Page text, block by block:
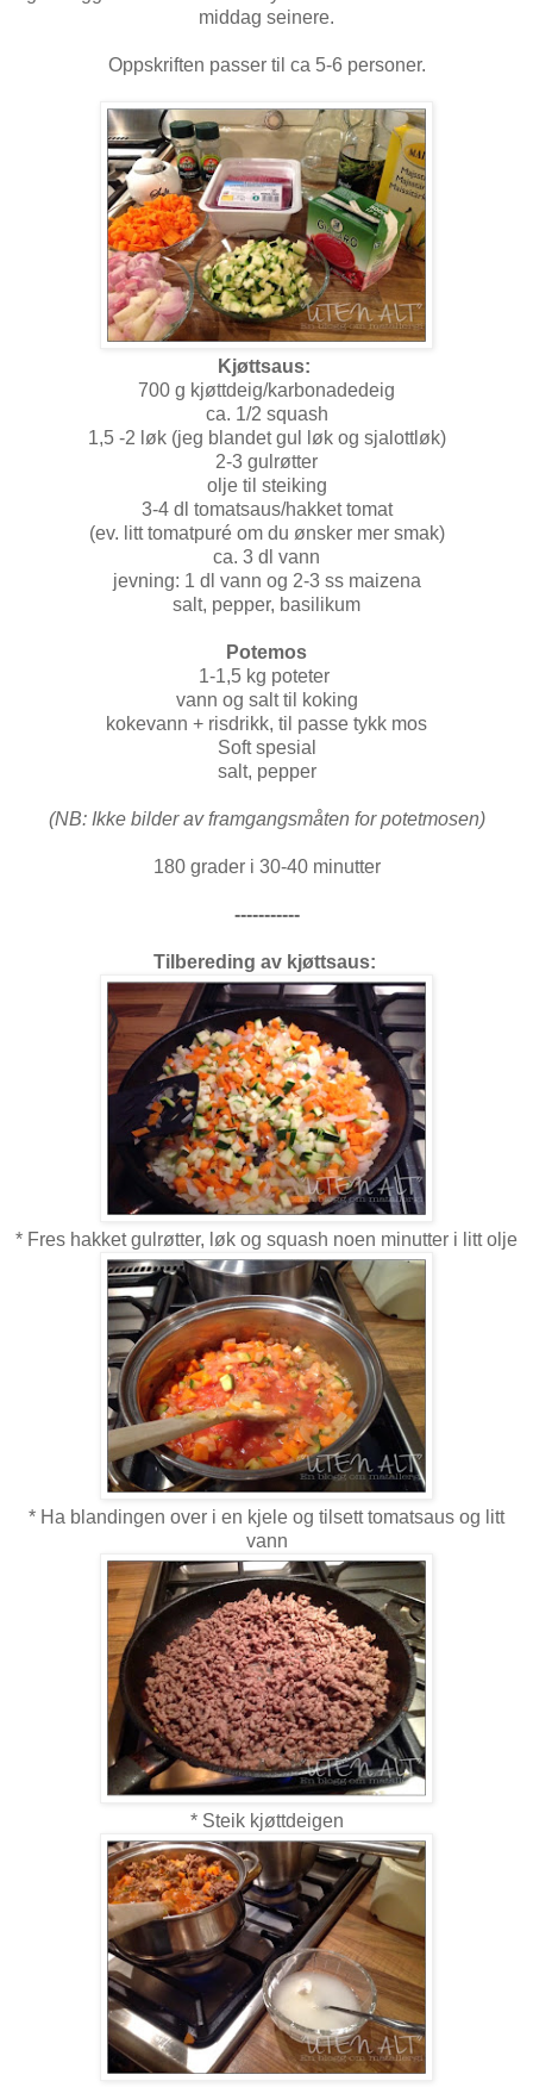
middag seinere.
Oppskriften passer til ca 5-6 personer.
Kjøttsaus:
700 g kjøttdeig/karbonadedeig
ca. 1/2 squash
1,5 -2 løk (jeg blandet gul løk og sjalottløk)
2-3 gulrøtter
olje til steiking
3-4 dl tomatsaus/hakket tomat
(ev. litt tomatpuré om du ønsker mer smak)
ca. 3 dl vann
jevning: 1 dl vann og 2-3 ss maizena
salt, pepper, basilikum
Potemos
1-1,5 kg poteter
vann og salt til koking
kokevann + risdrikk, til passe tykk mos
Soft spesial
salt, pepper
(NB: Ikke bilder av framgangsmåten for potetmosen)
180 grader i 30-40 minutter
-----------
Tilbereding av kjøttsaus:
* Fres hakket gulrøtter, løk og squash noen minutter i litt olje
* Ha blandingen over i en kjele og tilsett tomatsaus og litt
vann
* Steik kjøttdeigen